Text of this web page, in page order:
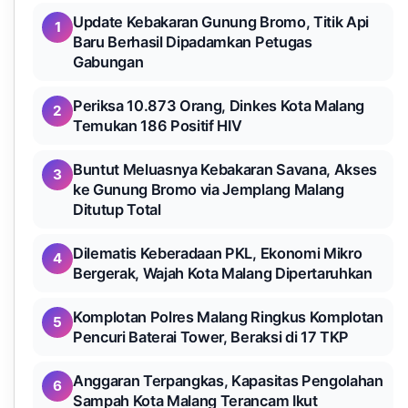
1
Update Kebakaran Gunung Bromo, Titik Api
Baru Berhasil Dipadamkan Petugas
Gabungan
2
Periksa 10.873 Orang, Dinkes Kota Malang
Temukan 186 Positif HIV
3
Buntut Meluasnya Kebakaran Savana, Akses
ke Gunung Bromo via Jemplang Malang
Ditutup Total
4
Dilematis Keberadaan PKL, Ekonomi Mikro
Bergerak, Wajah Kota Malang Dipertaruhkan
5
Komplotan Polres Malang Ringkus Komplotan
Pencuri Baterai Tower, Beraksi di 17 TKP
6
Anggaran Terpangkas, Kapasitas Pengolahan
Sampah Kota Malang Terancam Ikut